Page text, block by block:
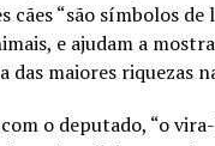
cães “são símbolos
e ajudam a
das maiores riquezas
o deputado, “o